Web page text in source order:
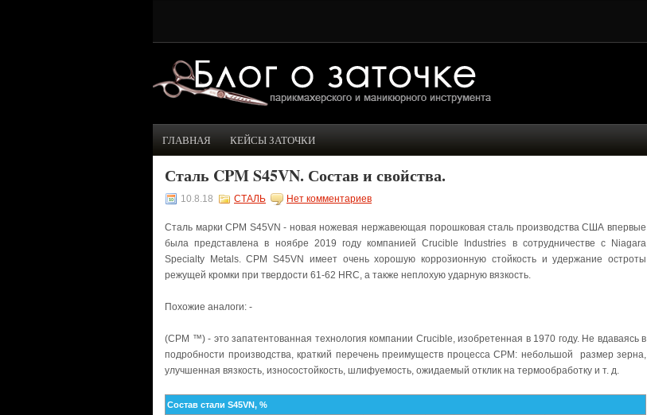
ГЛАВНАЯ КЕЙСЫ ЗАТОЧКИ
Сталь CPM S45VN. Состав и свойства.
10.8.18 СТАЛЬ Нет комментариев
Сталь марки CPM S45VN - новая ножевая нержавеющая порошковая сталь производства США впервые
была представлена в ноябре 2019 году компанией Crucible Industries в сотрудничестве с Niagara
Specialty Metals. CPM S45VN имеет очень хорошую коррозионную стойкость и удержание остроты
режущей кромки при твердости 61-62 HRC, а также неплохую ударную вязкость.
Похожие аналоги: -
(CPM ™) - это запатентованная технология компании Crucible, изобретенная в 1970 году. Не вдаваясь в
подробности производства, краткий перечень преимуществ процесса CPM: небольшой размер зерна,
улучшенная вязкость, износостойкость, шлифуемость, ожидаемый отклик на термообработку и т. д.
Состав стали S45VN, %